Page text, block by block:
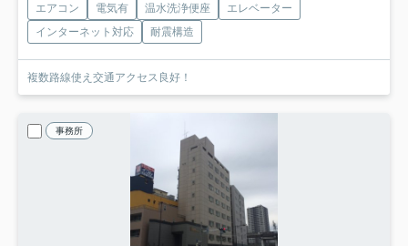
エアコン 電気有 温水洗浄便座
エレベーター
インターネット対応
耐震構造
複数路線使え交通アクセス良好！
事務所